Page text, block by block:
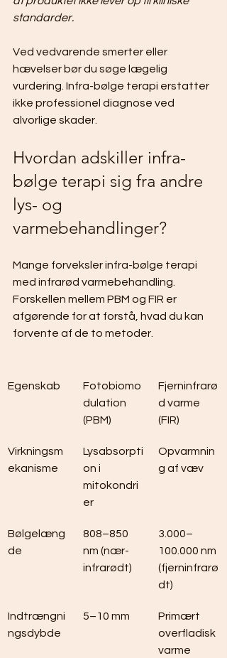
standarder.
Ved vedvarende smerter eller
hævelser bør du søge lægelig
vurdering. Infra-bølge terapi erstatter
ikke professionel diagnose ved
alvorlige skader.
Hvordan adskiller infra-
bølge terapi sig fra andre
lys- og
varmebehandlinger?
Mange forveksler infra-bølge terapi
med infrarød varmebehandling.
Forskellen mellem PBM og FIR er
afgørende for at forstå, hvad du kan
forvente af de to metoder.
Egenskab
Fotobiomo
dulation
(PBM)
Fjerninfrarø
d varme
(FIR)
Virkningsm
ekanisme
Lysabsorpti
on i
mitokondri
er
Opvarmnin
g af væv
Bølgelæng
de
808–850
nm (nær-
infrarødt)
3.000–
100.000 nm
(fjerninfrarø
dt)
Indtrængni
ngsdybde
5–10 mm
Primært
overfladisk
varme